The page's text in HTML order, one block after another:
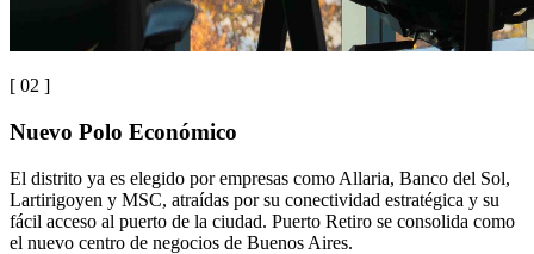
[ 02 ]
Nuevo Polo Económico
El distrito ya es elegido por empresas como Allaria, Banco del Sol,
Lartirigoyen y MSC, atraídas por su conectividad estratégica y su
fácil acceso al puerto de la ciudad. Puerto Retiro se consolida como
el nuevo centro de negocios de Buenos Aires.